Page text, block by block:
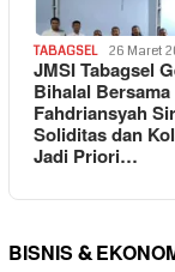
TABAGSEL 26 Maret
JMSI Tabagsel
Bihalal Bersama
Fahdriansyah
Soliditas dan
Jadi Priori…
BISNIS &